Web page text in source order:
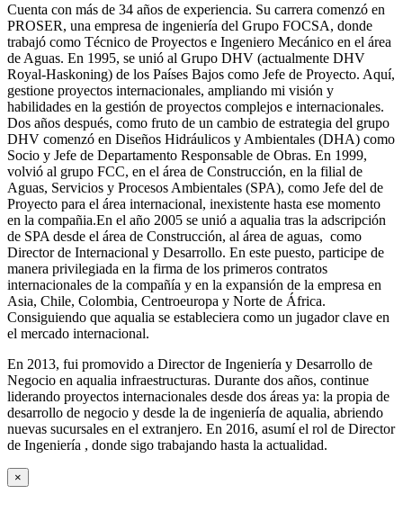
Cuenta con más de 34 años de experiencia. Su carrera comenzó en
PROSER, una empresa de ingeniería del Grupo FOCSA, donde
trabajó como Técnico de Proyectos e Ingeniero Mecánico en el área
de Aguas. En 1995, se unió al Grupo DHV (actualmente DHV
Royal-Haskoning) de los Países Bajos como Jefe de Proyecto. Aquí,
gestione proyectos internacionales, ampliando mi visión y
habilidades en la gestión de proyectos complejos e internacionales.
Dos años después, como fruto de un cambio de estrategia del grupo
DHV comenzó en Diseños Hidráulicos y Ambientales (DHA) como
Socio y Jefe de Departamento Responsable de Obras. En 1999,
volvió al grupo FCC, en el área de Construcción, en la filial de
Aguas, Servicios y Procesos Ambientales (SPA), como Jefe del de
Proyecto para el área internacional, inexistente hasta ese momento
en la compañia.En el año 2005 se unió a aqualia tras la adscripción
de SPA desde el área de Construcción, al área de aguas, como
Director de Internacional y Desarrollo. En este puesto, participe de
manera privilegiada en la firma de los primeros contratos
internacionales de la compañía y en la expansión de la empresa en
Asia, Chile, Colombia, Centroeuropa y Norte de África.
Consiguiendo que aqualia se estableciera como un jugador clave en
el mercado internacional.
En 2013, fui promovido a Director de Ingeniería y Desarrollo de
Negocio en aqualia infraestructuras. Durante dos años, continue
liderando proyectos internacionales desde dos áreas ya: la propia de
desarrollo de negocio y desde la de ingeniería de aqualia, abriendo
nuevas sucursales en el extranjero. En 2016, asumí el rol de Director
de Ingeniería , donde sigo trabajando hasta la actualidad.
×